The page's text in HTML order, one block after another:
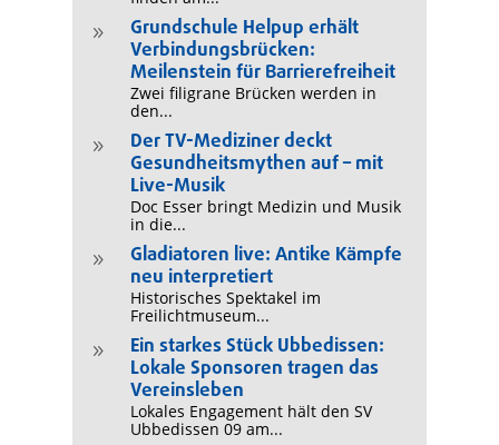
9
Grundschule Helpup erhält
Verbindungsbrücken:
Meilenstein für Barrierefreiheit
Zwei filigrane Brücken werden in
den...
9
Der TV-Mediziner deckt
Gesundheitsmythen auf – mit
Live-Musik
Doc Esser bringt Medizin und Musik
in die...
9
Gladiatoren live: Antike Kämpfe
neu interpretiert
Historisches Spektakel im
Freilichtmuseum...
9
Ein starkes Stück Ubbedissen:
Lokale Sponsoren tragen das
Vereinsleben
Lokales Engagement hält den SV
Ubbedissen 09 am...